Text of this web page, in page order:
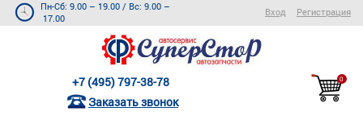
Пн-Сб: 9.00 – 19.00 / Вс: 9.00 –
17.00
Вход Регистрация
+7 (495) 797-38-78
Заказать звонок
0